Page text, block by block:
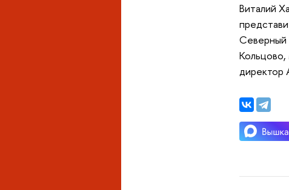
Виталий
Северный
директор